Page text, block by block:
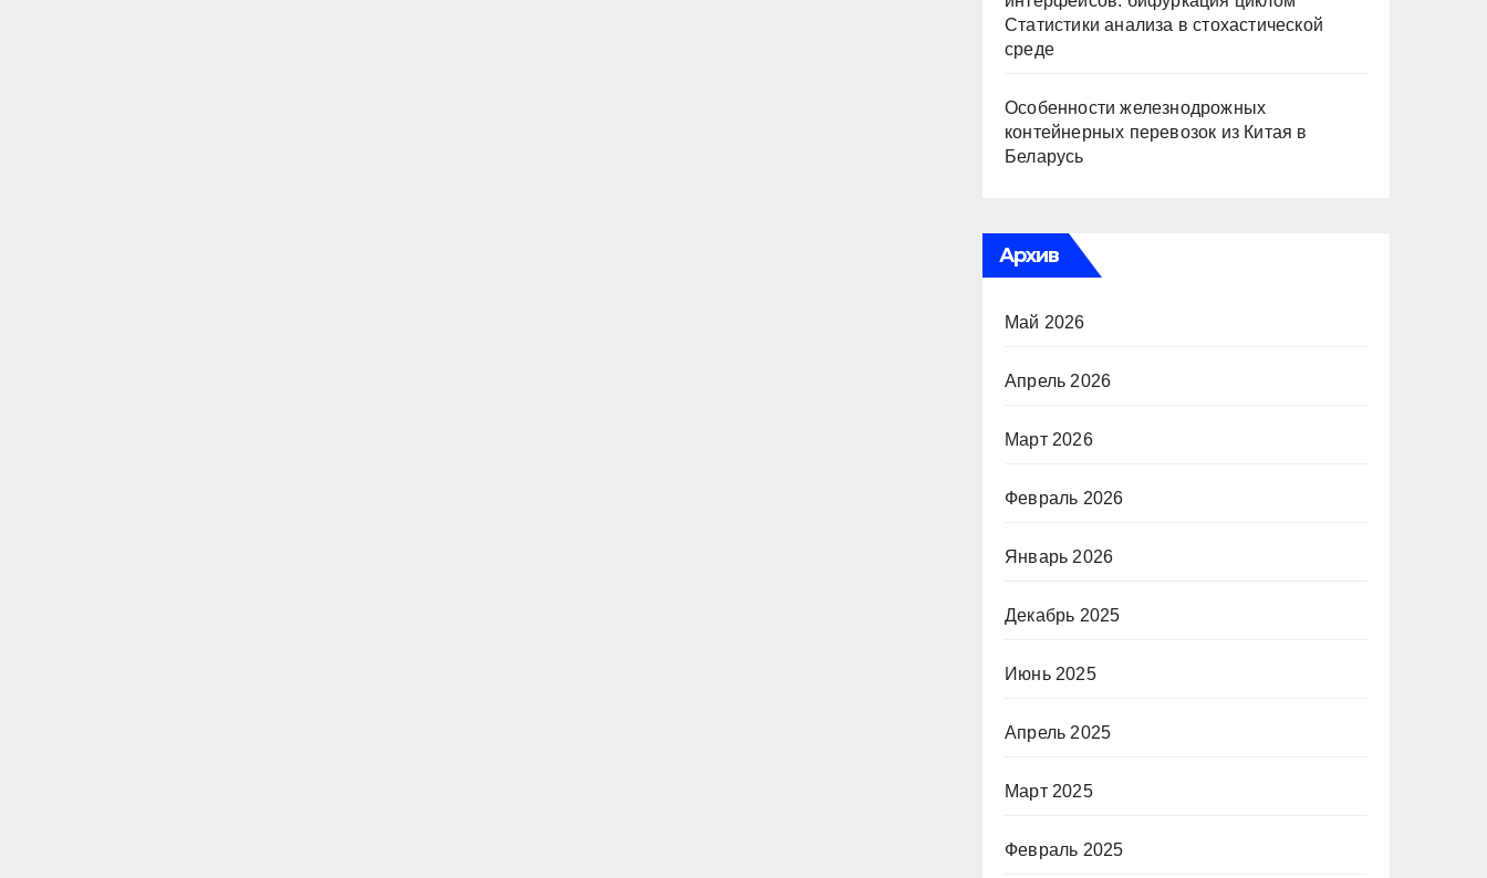
Статистики анализа в стохастической
среде
Особенности железнодрожных
контейнерных перевозок из Китая в
Беларусь
Архив
Май 2026
Апрель 2026
Март 2026
Февраль 2026
Январь 2026
Декабрь 2025
Июнь 2025
Апрель 2025
Март 2025
Февраль 2025